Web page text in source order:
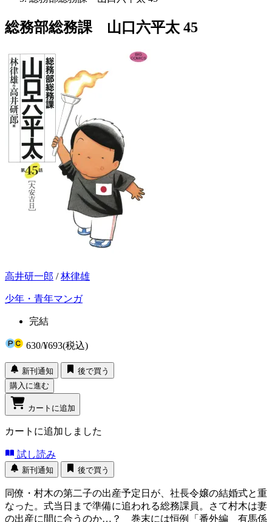
総務部総務課 山口六平太 45
高井研一郎 /林律雄
少年・青年マンガ
完結
630/¥693(税込)
新刊通知
後で買う
購入に進む
カートに追加
カートに追加しました
試し読み
新刊通知 後で買う
同僚・村木の第二子の出産予定日が、社長令嬢の結婚式と重
なった。式当日まで準備に追われる総務課員。さて村木は妻
の出産に間に合うのか…？ 巻末には恒例「番外編 有馬係